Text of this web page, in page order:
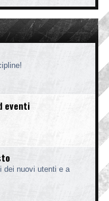
eventi
dei nuovi utenti e a